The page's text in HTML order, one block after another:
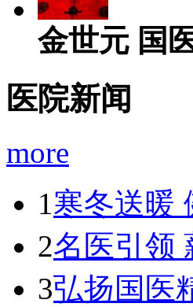
金世元 国
医院新闻
more
1寒冬送
2名医引
3弘扬国医